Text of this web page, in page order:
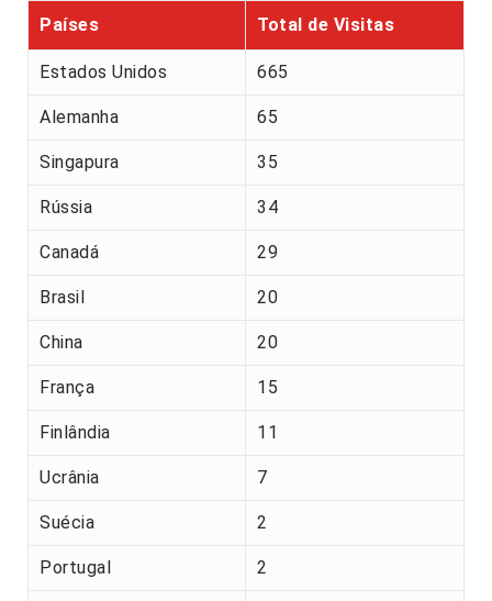
Países
Total de Visitas
Estados Unidos 665
Alemanha 65
Singapura 35
Rússia 34
Canadá 29
Brasil 20
China 20
França 15
Finlândia 11
Ucrânia 7
Suécia 2
Portugal 2